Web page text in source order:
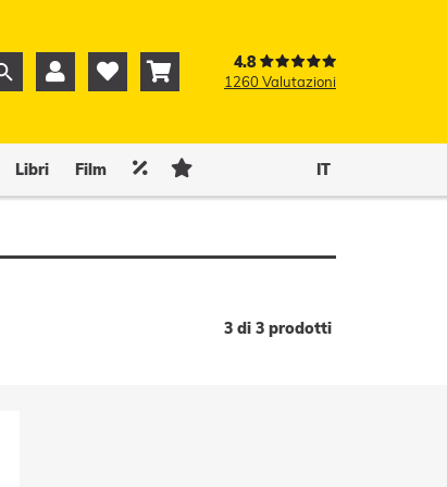
   4.8
1260 Valutazioni
Libri Film   IT
3 di 3 prodotti